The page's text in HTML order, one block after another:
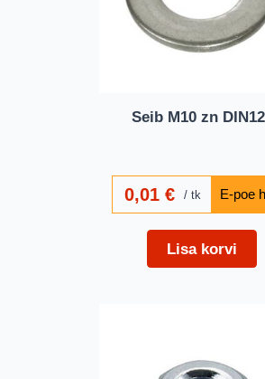
Seib M10 zn
0,01€ tk
Lisa korvi